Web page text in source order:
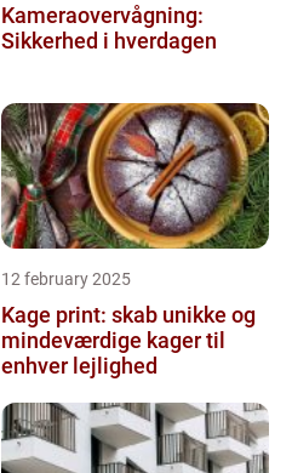
Kameraovervågning:
Sikkerhed i hverdagen
12 february 2025
Kage print: skab unikke og
mindeværdige kager til
enhver lejlighed